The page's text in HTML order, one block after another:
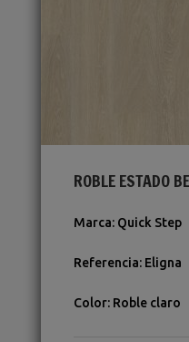
ROBLE ESTADO
Marca: Quick Step
Referencia: Eligna
Color: Roble claro